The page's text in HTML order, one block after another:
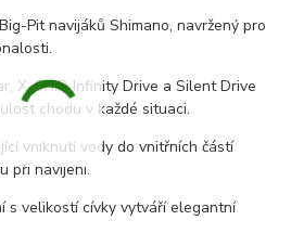
Pit navijáků Shimano, navržený pro
X-SHIP, Infinity Drive a Silent Drive
chodu v každé situaci.
vniknutí vody do vnitřních částí
při navíjení.
s velikostí cívky vytváří elegantní